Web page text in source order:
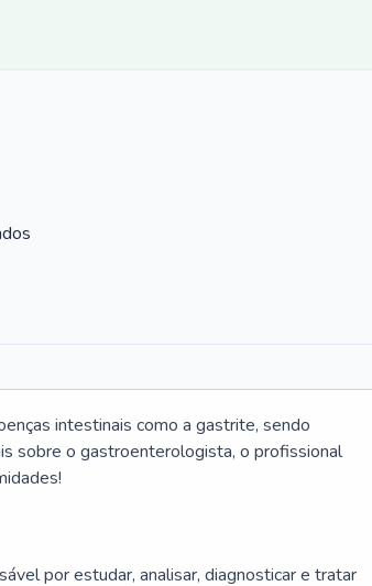
intestinais como a gastrite, sendo
sobre o gastroenterologista, o profissional
por estudar, analisar, diagnosticar e tratar